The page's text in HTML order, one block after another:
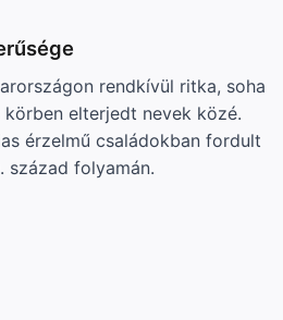
rendkívül ritka, soha
elterjedt nevek közé.
érzelmű családokban fordult
század folyamán.